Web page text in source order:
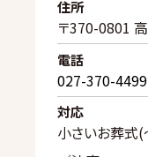
住所
〒370-0801
電話
027-370-4499
対応
小さいお葬式